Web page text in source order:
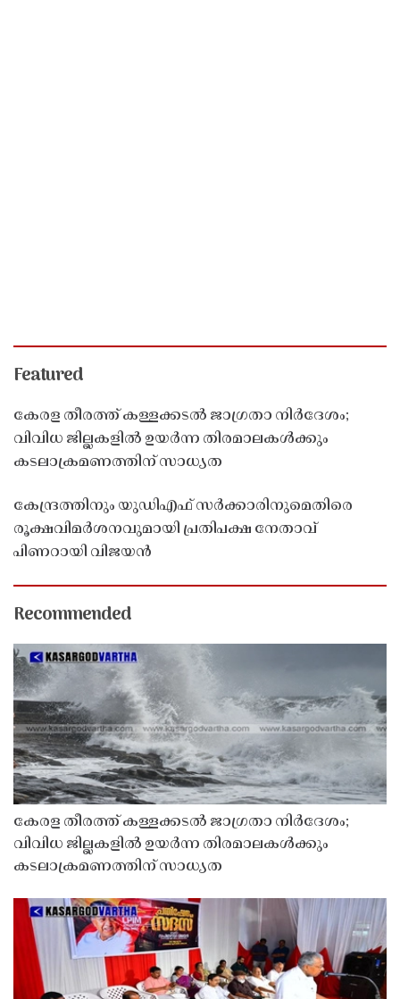
Featured
കേരള തീരത്ത് കള്ളക്കടൽ ജാഗ്രതാ നിർദേശം;
വിവിധ ജില്ലകളിൽ ഉയർന്ന തിരമാലകൾക്കും
കടലാക്രമണത്തിന് സാധ്യത
കേന്ദ്രത്തിനും യുഡിഎഫ് സർക്കാരിനുമെതിരെ
രൂക്ഷവിമർശനവുമായി പ്രതിപക്ഷ നേതാവ്
പിണറായി വിജയൻ
Recommended
കേരള തീരത്ത് കള്ളക്കടൽ ജാഗ്രതാ നിർദേശം;
വിവിധ ജില്ലകളിൽ ഉയർന്ന തിരമാലകൾക്കും
കടലാക്രമണത്തിന് സാധ്യത